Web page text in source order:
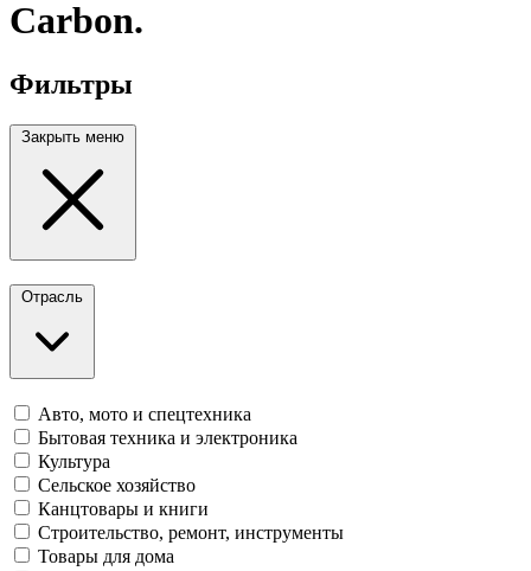
Carbon.
Фильтры
Закрыть меню
Отрасль
Авто, мото и спецтехника
Бытовая техника и электроника
Культура
Сельское хозяйство
Канцтовары и книги
Строительство, ремонт, инструменты
Товары для дома